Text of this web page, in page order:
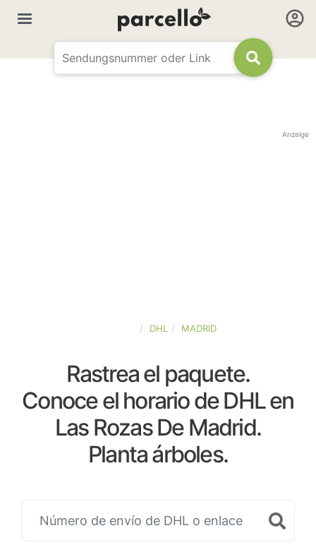
Anzeige
DHL MADRID
Rastrea el paquete.
Conoce el horario de DHL en
Las Rozas De Madrid.
Planta árboles.